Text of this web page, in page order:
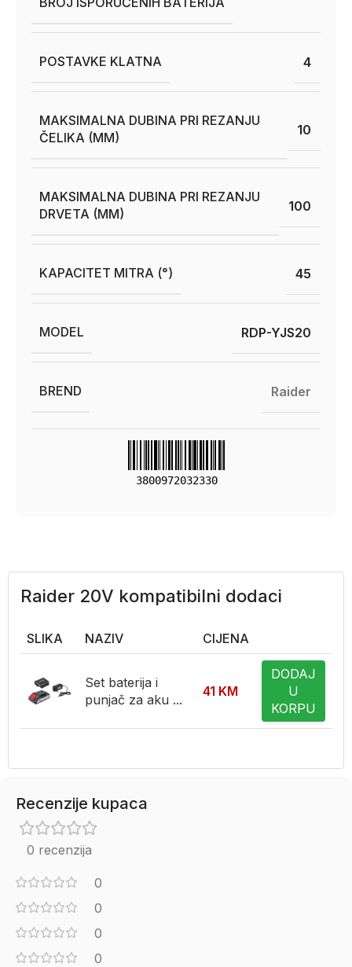
POSTAVKE KLATNA 4
MAKSIMALNA DUBINA PRI REZANJU
ČELIKA (MM)
10
MAKSIMALNA DUBINA PRI REZANJU
DRVETA (MM)
100
KAPACITET MITRA (°) 45
MODEL RDP-YJS20
BREND Raider
3800972032330
Raider 20V kompatibilni dodaci
SLIKA NAZIV CIJENA
Set baterija i
punjač za aku ...
41 KM
DODAJ
U
KORPU
Recenzije kupaca
0 recenzija
0
0
0
0